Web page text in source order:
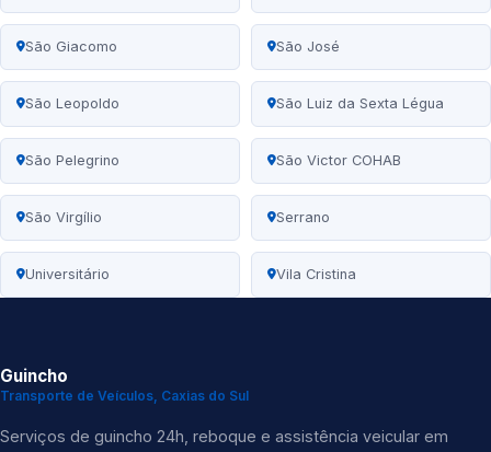
São Giacomo São José
São Leopoldo São Luiz da Sexta Légua
São Pelegrino São Victor COHAB
São Virgílio Serrano
Universitário Vila Cristina
Guincho
Transporte de Veículos, Caxias do Sul
Serviços de guincho 24h, reboque e assistência veicular em